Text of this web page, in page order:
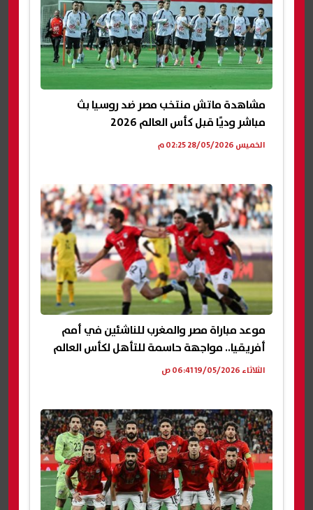
مشاهدة ماتش منتخب مصر ضد روسيا بث
مباشر وديًا قبل كأس العالم 2026
الخميس 28/05/2026 02:25 م
موعد مباراة مصر والمغرب للناشئين في أمم
أفريقيا.. مواجهة حاسمة للتأهل لكأس العالم
الثلاثاء 19/05/2026 06:41 ص